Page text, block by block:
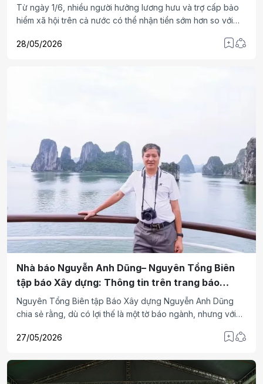
Từ ngày 1/6, nhiều người hưởng lương hưu và trợ cấp bảo
hiểm xã hội trên cả nước có thể nhận tiền sớm hơn so với
động thái nhằm nâng cao chất lượng phục vụ người dân,
28/05/2026
Nhà báo Nguyễn Anh Dũng– Nguyên Tổng Biên
tập báo Xây dựng: Thông tin trên trang báo
giống như một thứ hàng hóa đặc biệt
Nguyên Tổng Biên tập Báo Xây dựng Nguyễn Anh Dũng
chia sẻ rằng, dù có lợi thế là một tờ báo ngành, nhưng với
định đời sống cho phóng viên, nhân viên, tờ báo ngày càng
dạng và hiệu quả.
27/05/2026